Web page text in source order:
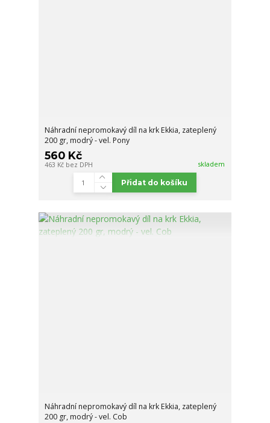
Náhradní nepromokavý díl na krk Ekkia, zateplený
200 gr, modrý - vel. Pony
560 Kč
463 Kč bez DPH skladem
Přidat do košíku
Náhradní nepromokavý díl na krk Ekkia, zateplený
200 gr, modrý - vel. Cob